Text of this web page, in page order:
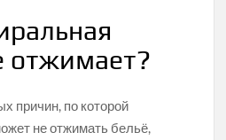
отжимает?
причин, по которой
не отжимать бельё,